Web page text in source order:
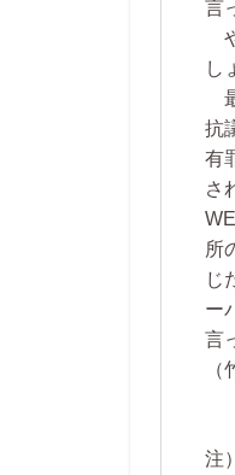
言
し
抗
有
さ
所
じ
ー
言
（
注